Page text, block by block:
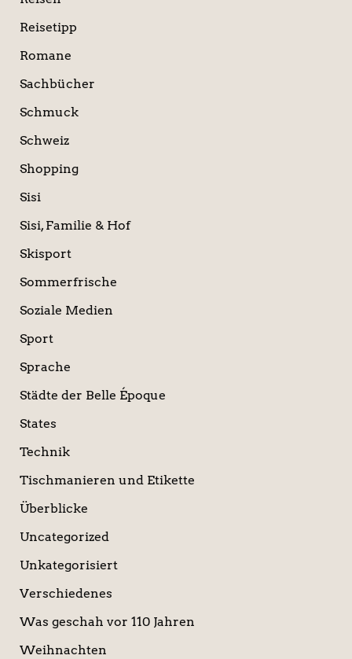
Reisetipp
Romane
Sachbücher
Schmuck
Schweiz
Shopping
Sisi
Sisi, Familie & Hof
Skisport
Sommerfrische
Soziale Medien
Sport
Sprache
Städte der Belle Époque
States
Technik
Tischmanieren und Etikette
Überblicke
Uncategorized
Unkategorisiert
Verschiedenes
Was geschah vor 110 Jahren
Weihnachten